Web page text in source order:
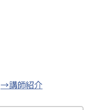
→講師紹介